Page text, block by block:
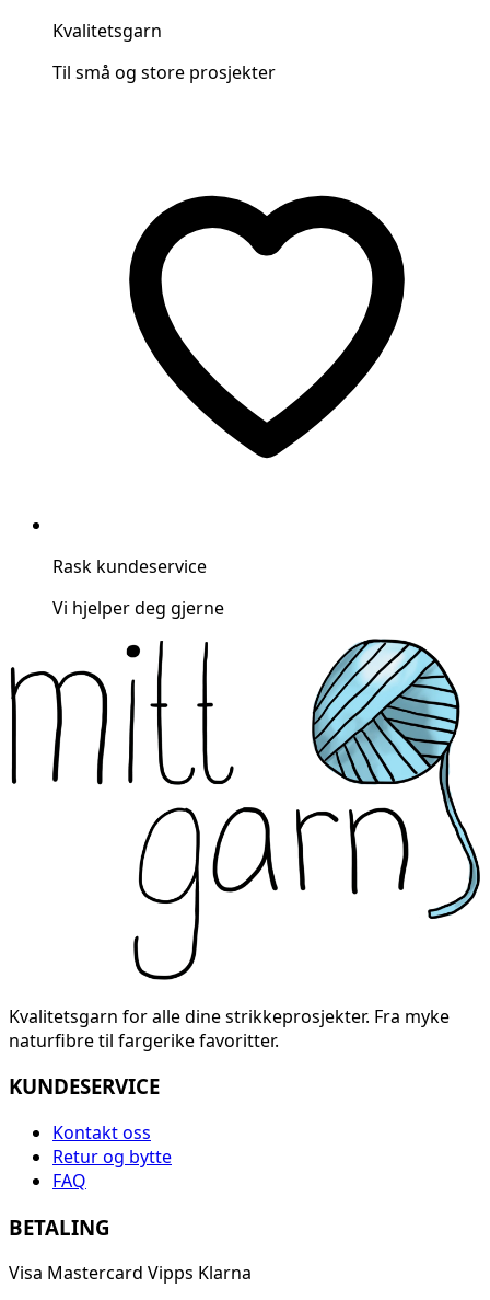
Kvalitetsgarn
Til små og store prosjekter
Rask kundeservice
Vi hjelper deg gjerne
Kvalitetsgarn for alle dine strikkeprosjekter. Fra myke
naturfibre til fargerike favoritter.
KUNDESERVICE
Kontakt oss
Retur og bytte
FAQ
BETALING
Visa Mastercard Vipps Klarna